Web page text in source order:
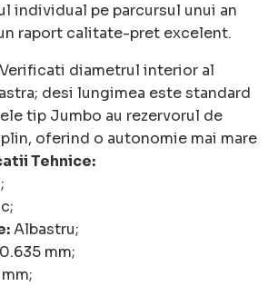
individual pe parcursul unui an
raport calitate-pret excelent.
Verificati diametrul interior al
desi lungimea este standard
tip Jumbo au rezervorul de
oferind o autonomie mai mare
Tehnice:
Albastru;
0.635 mm;